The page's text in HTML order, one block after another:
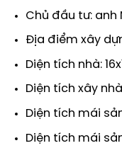
Chủ đầu tư: anh
Địa điểm xây
Diện tích nhà:
Diện tích xây
Diện tích mái
Diện tích mái